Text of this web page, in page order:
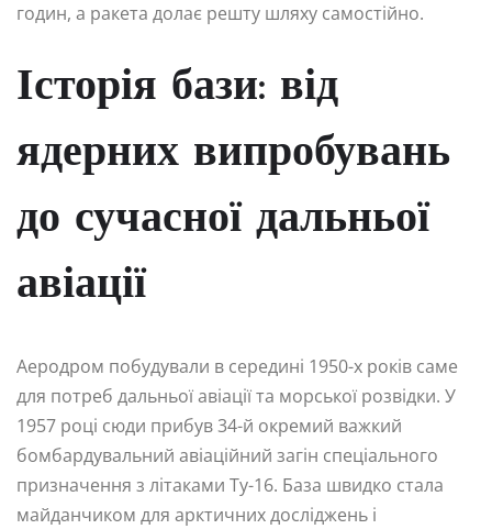
годин, а ракета долає решту шляху самостійно.
Історія бази: від
ядерних випробувань
до сучасної дальньої
авіації
Аеродром побудували в середині 1950-х років саме
для потреб дальньої авіації та морської розвідки. У
1957 році сюди прибув 34-й окремий важкий
бомбардувальний авіаційний загін спеціального
призначення з літаками Ту-16. База швидко стала
майданчиком для арктичних досліджень і